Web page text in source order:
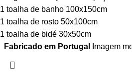
1 toalha de banho 100x150cm
1 toalha de rosto 50x100cm
1 toalha de bidé 30x50cm
Fabricado em Portugal
Imagem